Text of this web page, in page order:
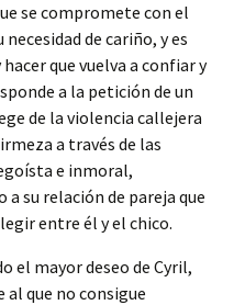
se compromete con el
de cariño, y es
que vuelva a confiar y
a la petición de un
de la violencia callejera
a través de las
e inmoral,
su relación de pareja que
entre él y el chico.
el mayor deseo de Cyril,
al que no consigue